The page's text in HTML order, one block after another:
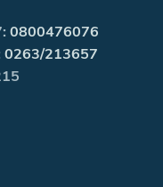
0800476076
0263/213657